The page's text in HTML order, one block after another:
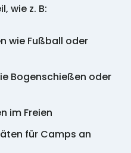
wie z. B:
wie Fußball oder
Bogenschießen oder
im Freien
für Camps an